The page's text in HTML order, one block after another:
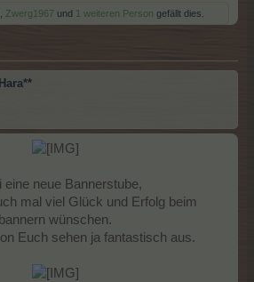
Zwerg1967 und 1 weiteren Person gefällt dies.
eine neue Bannerstube,
mal viel Glück und Erfolg beim
bannern wünschen.
Euch sehen ja fantastisch aus.